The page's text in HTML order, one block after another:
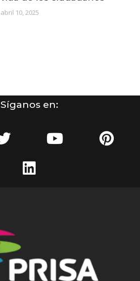
abril 10, 2025
Síganos en: